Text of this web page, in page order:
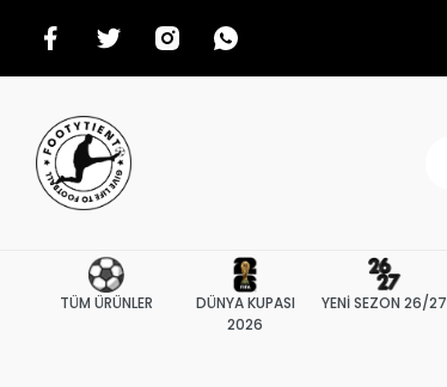
TÜM ÜRÜNLER
DÜNYA KUPASI
2026
YENİ SEZON 26/27